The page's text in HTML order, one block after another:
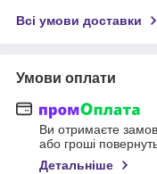
Всі умови доставки
Умови оплати
Ви отримаєте
або гроші
Детальніше